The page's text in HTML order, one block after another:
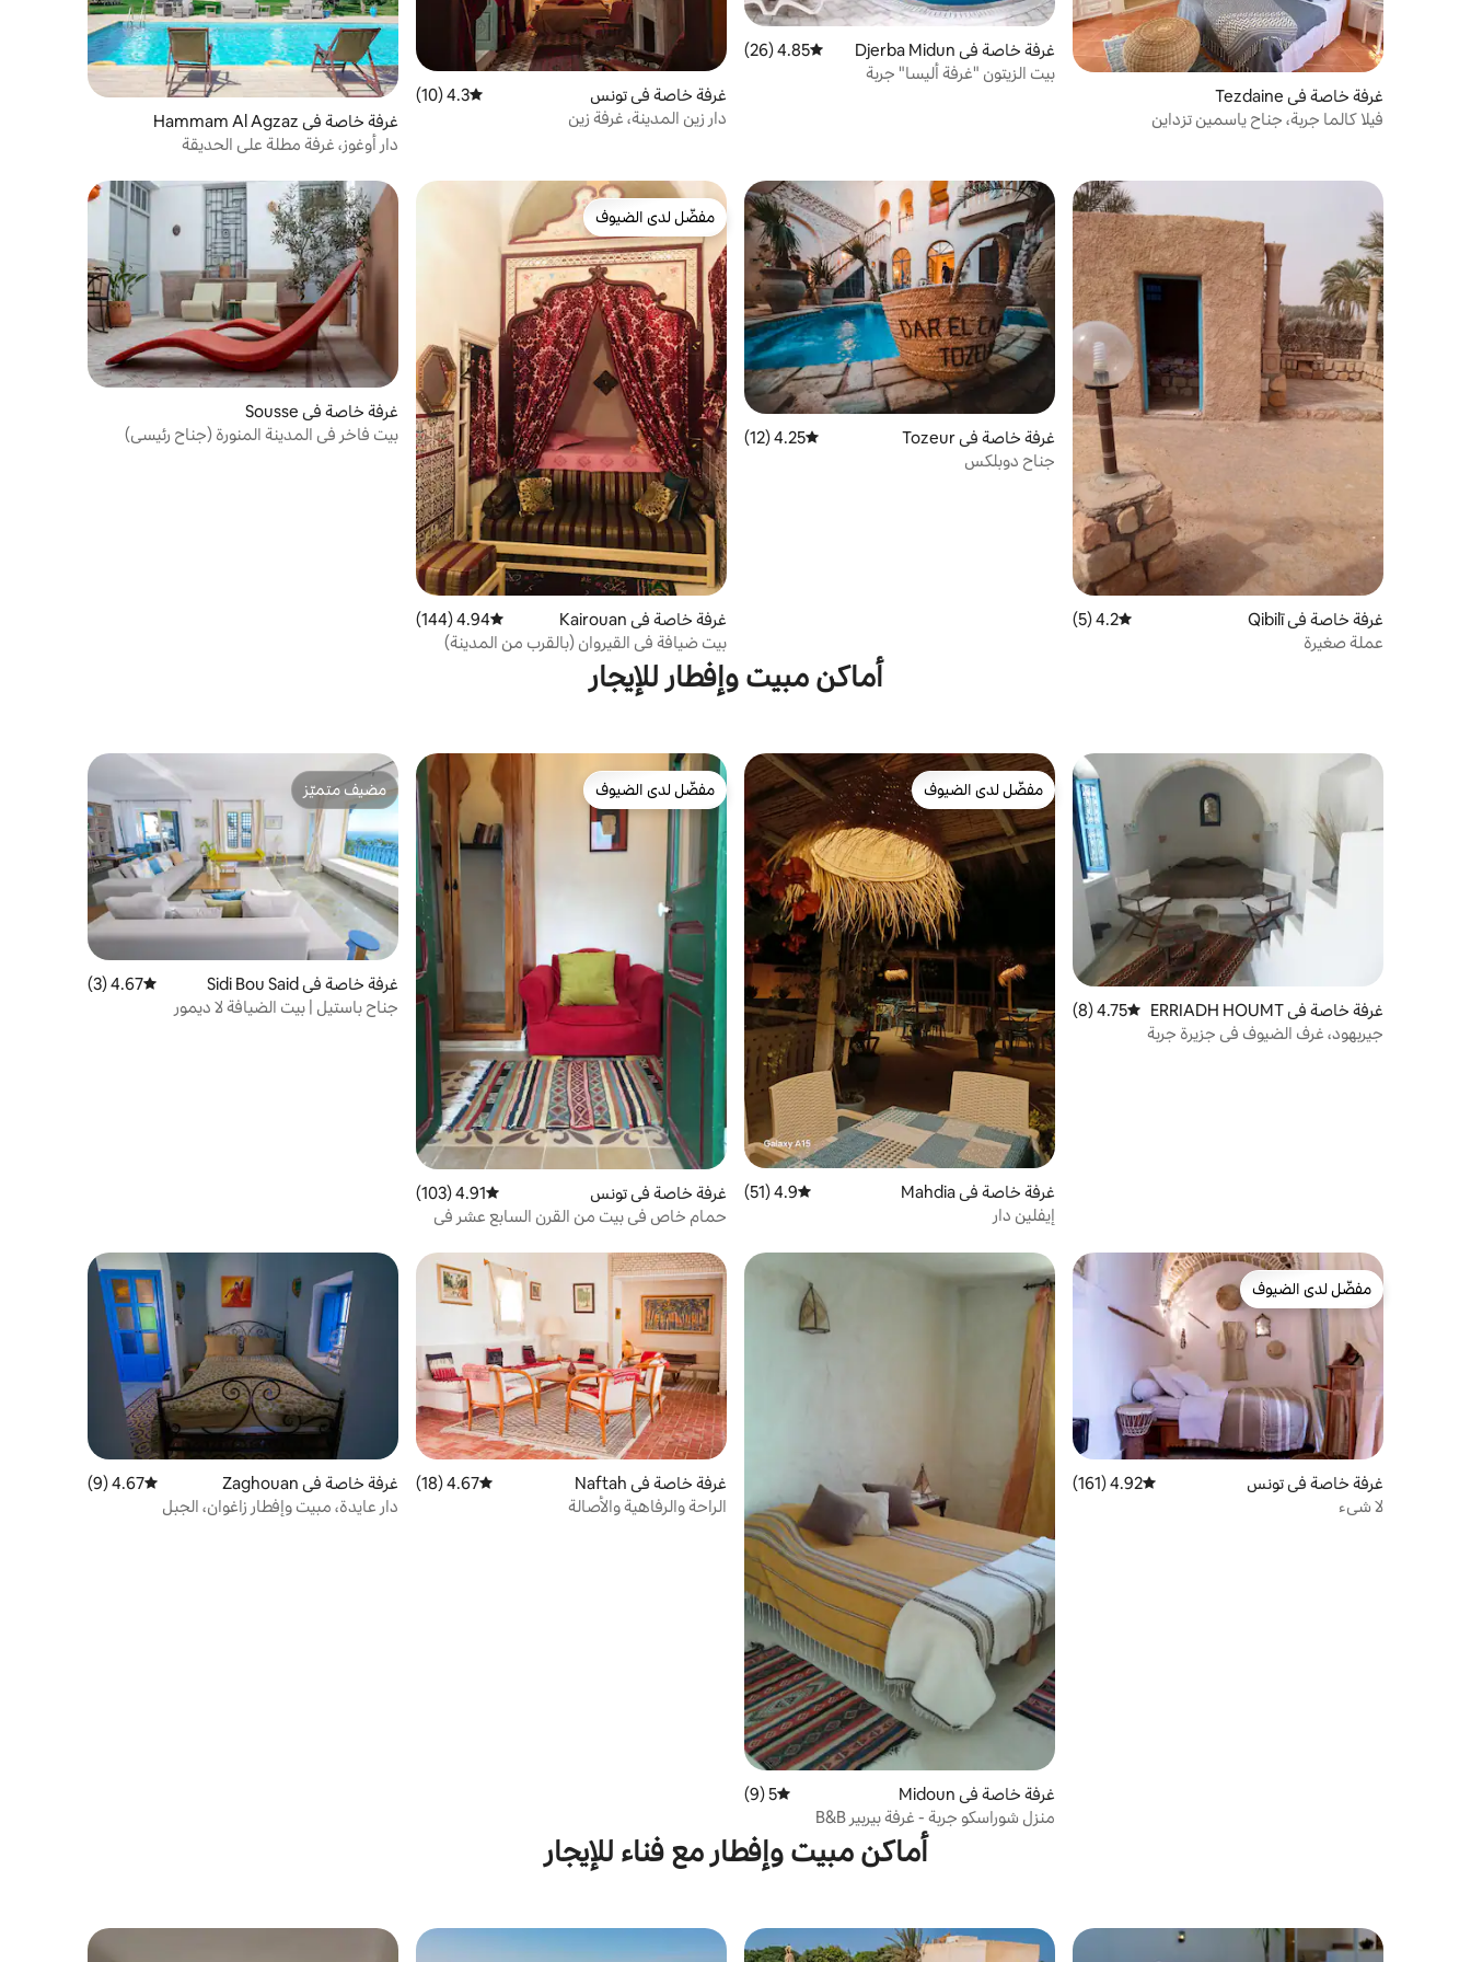
غرفة خاصة في Tezdaine
فيلا كالما جربة، جناح ياسمين تزداين
غرفة خاصة في Djerba Midun متوسط التقييم 4.85 من 5، 26 مراجعات
4.85 (26)
بيت الزيتون "غرفة أليسا" جربة
غرفة خاصة في تونس
متوسط التقييم 4.3 من 5، 10 مراجعات
4.3 (10)
دار زين المدينة، غرفة زين
غرفة خاصة في Hammam Al Agzaz
دار أوغوز، غرفة مطلة على الحديقة
غرفة خاصة في Qibilī متوسط التقييم 4.2 من 5، 5 مراجعات
4.2 (5)
عملة صغيرة
غرفة خاصة في Tozeur متوسط التقييم 4.25 من 5، 12 مراجعات
4.25 (12)
جناح دوبلكس
مفضّل لدى الضيوف
مفضّل لدى الضيوف
غرفة خاصة في Kairouan متوسط التقييم 4.94 من 5، 144 مراجعات
4.94 (144)
بيت ضيافة في القيروان (بالقرب من المدينة)
غرفة خاصة في Sousse
بيت فاخر في المدينة المنورة (جناح رئيسي)
أماكن مبيت وإفطار للإيجار
غرفة خاصة في ERRIADH HOUMT
SOUK Djerbahood
متوسط التقييم 4.75 من 5، 8 مراجعات
4.75 (8)
جيربهود، غرف الضيوف في جزيرة جربة
مفضّل لدى الضيوف
مفضّل لدى الضيوف
غرفة خاصة في Mahdia متوسط التقييم 4.9 من 5، 51 مراجعات
4.9 (51)
إيفلين دار
مفضّل لدى الضيوف
مفضّل لدى الضيوف
غرفة خاصة في تونس متوسط التقييم 4.91 من 5، 103 مراجعات
4.91 (103)
حمام خاص في بيت من القرن السابع عشر في
مضيف متميّز
مضيف متميّز
غرفة خاصة في Sidi Bou Said متوسط التقييم 4.67 من 5، 3 مراجعات
4.67 (3)
جناح باستيل | بيت الضيافة لا ديمور
مفضّل لدى الضيوف
مفضّل لدى الضيوف
غرفة خاصة في تونس متوسط التقييم 4.92 من 5، 161 مراجعات
4.92 (161)
لا شيء
غرفة خاصة في Midoun متوسط التقييم 5 من 5، 9 مراجعات
5 (9)
منزل شوراسكو جربة - غرفة بيربير B&B
غرفة خاصة في Naftah متوسط التقييم 4.67 من 5، 18 مراجعات
4.67 (18)
الراحة والرفاهية والأصالة
غرفة خاصة في Zaghouan متوسط التقييم 4.67 من 5، 9 مراجعات
4.67 (9)
دار عايدة، مبيت وإفطار زاغوان، الجبل
أماكن مبيت وإفطار مع فناء للإيجار